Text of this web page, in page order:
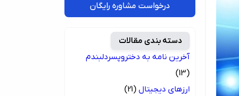
درخواست مشاوره رایگان
دسته بندی مقالات
آخرین نامه به دختروپسردلبندم
(13)
ارزهای دیجیتال (21)